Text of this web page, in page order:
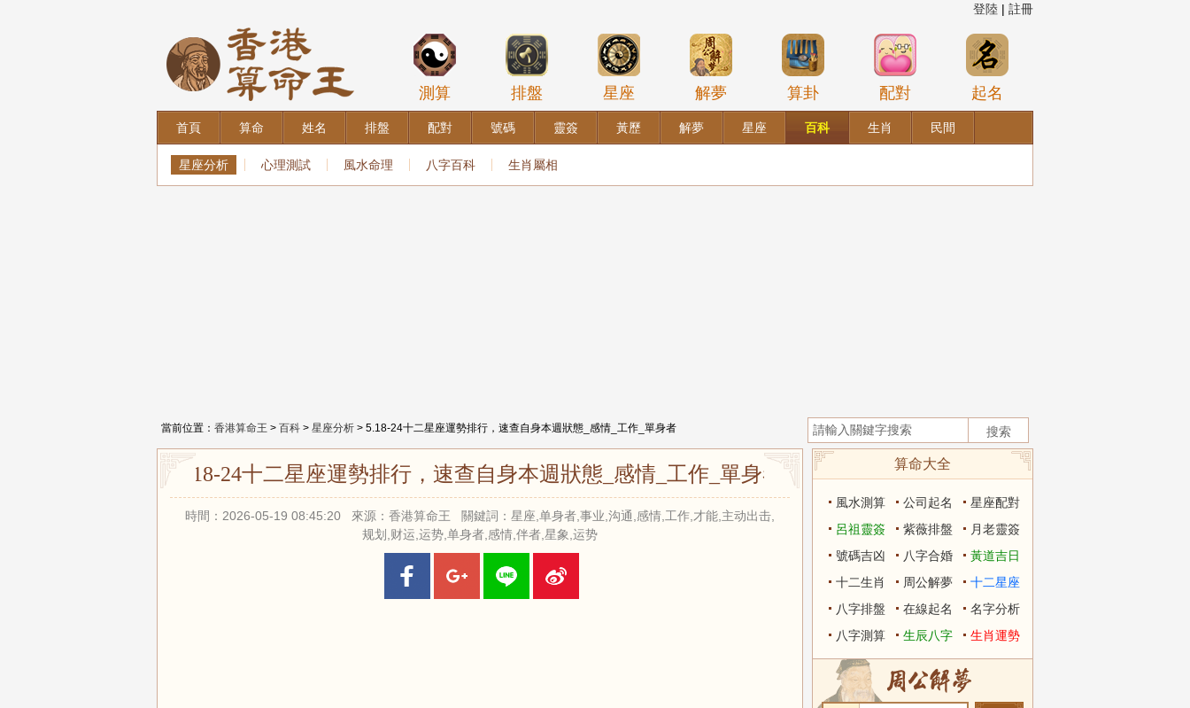
登陸 | 註冊
測算 排盤 星座 解夢 算卦 配對 起名
首頁 算命 姓名 排盤 配對 號碼 靈簽 黃歷 解夢 星座 百科 生肖 民間
星座分析 心理測試 風水命理 八字百科 生肖屬相
當前位置： 香港算命王 > 百科 > 星座分析 > 5.18-24十二星座運勢排行，速查自身本週狀態_感情_工作_單身者
5.18-24十二星座運勢排行，速查自身本週狀態_感情_工作_單身者
時間：2026-05-19 08:45:20 來源：香港算命王 關鍵詞：星座,单身者,事业,沟通,感情,工作,才能,主动出击,
规划,财运,运势,单身者,感情,伴者,星象,运势
算命大全
風水測算 公司起名
星座配對
呂祖靈簽
紫薇排盤
月老靈簽
號碼吉凶
八字合婚
黃道吉日
十二生肖
周公解夢
十二星座
八字排盤
在線起名
名字分析
八字測算
生辰八字 生肖運勢